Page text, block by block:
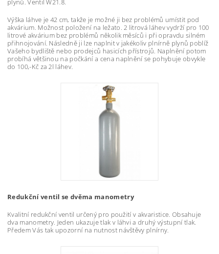
plynů. Ventil W21.8.
Výška láhve je 42 cm, takže je možné ji bez problémů umístit pod
akvárium. Možnost položení na ležato. 2 litrová láhev vydrží pro 100
litrové akvárium bez problémů několik měsíců i při opravdu silném
přihnojování. Následně ji lze naplnit v jakékoliv plnírně plynů poblíž
Vašeho bydliště nebo prodejců hasicích přístrojů. Naplnění potom
probíhá většinou na počkání a cena naplnění se pohybuje obvykle
do 100,-Kč za 2l láhev.
Redukční ventil se dvěma manometry
Kvalitní redukční ventil určený pro použití v akvaristice. Obsahuje
dva manometry. Jeden ukazuje tlak v láhvi a druhý výstupní tlak.
Předem Vás tak upozorní na nutnost návštěvy plnírny.